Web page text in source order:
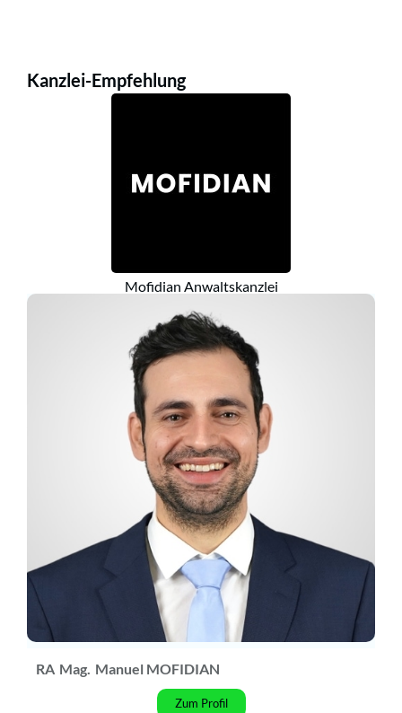
Kanzlei-Empfehlung
Mofidian Anwaltskanzlei
RA Mag. Manuel MOFIDIAN
Zum Profil